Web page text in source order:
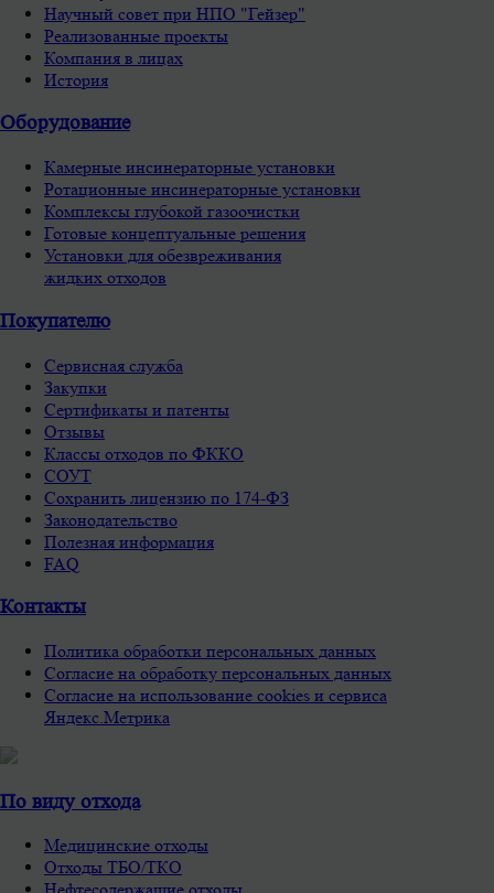
Научный совет при НПО "Гейзер"
Реализованные проекты
Компания в лицах
История
Оборудование
Камерные инсинераторные установки
Ротационные инсинераторные установки
Комплексы глубокой газоочистки
Готовые концептуальные решения
Установки для обезвреживания
жидких отходов
Покупателю
Сервисная служба
Закупки
Сертификаты и патенты
Отзывы
Классы отходов по ФККО
СОУТ
Сохранить лицензию по 174-ФЗ
Законодательство
Полезная информация
FAQ
Контакты
Политика обработки персональных данных
Согласие на обработку персональных данных
Согласие на использование cookies и сервиса
Яндекс.Метрика
По виду отхода
Медицинские отходы
Отходы ТБО/ТКО